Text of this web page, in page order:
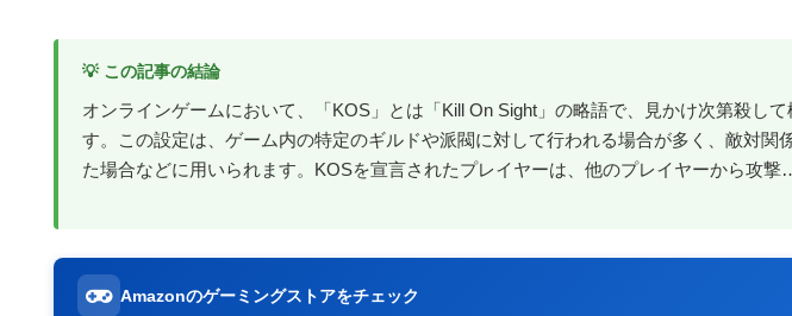
💡 この記事の結論
オンラインゲームにおいて、「KOS」とは「Kill On Sight」の略語で、見かけ次第殺し
す。この設定は、ゲーム内の特定のギルドや派閥に対して行われる場合が多く、敵対関
た場合などに用いられます。KOSを宣言されたプレイヤーは、他のプレイヤーから攻撃
Amazonのゲーミングストアをチェック